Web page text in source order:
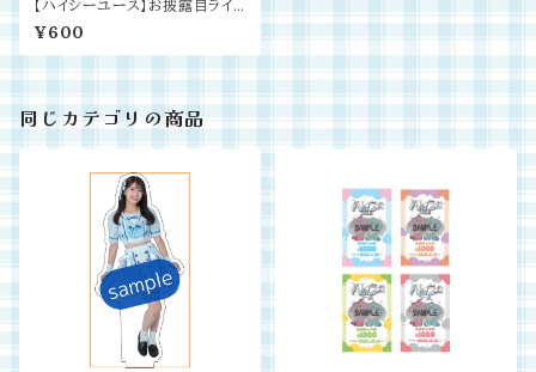
【ハイシーユース】お披露目ライ
ブグッズ 缶バッチ
¥600
同じカテゴリの商品